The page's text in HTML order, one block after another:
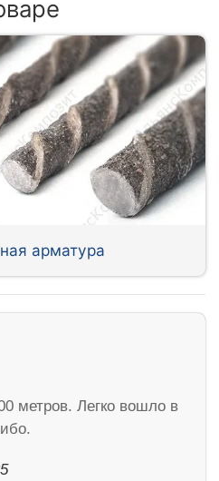
арматура
метров. Легко вошло в